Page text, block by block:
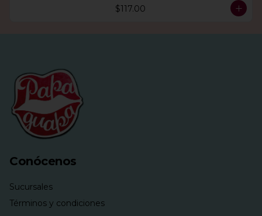
$117.00
Conócenos
Sucursales
Términos y condiciones